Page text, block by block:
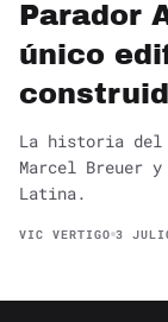
Parador
único
La historia del
Marcel Breuer
Latina.
VIC VERTIGO 3